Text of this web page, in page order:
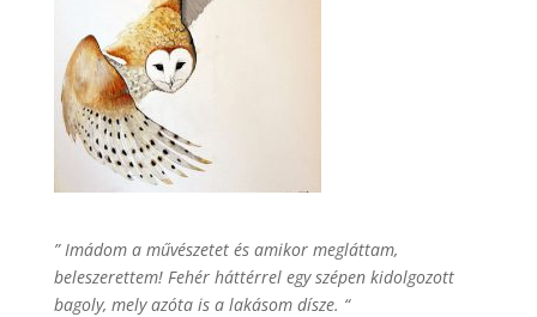
” Imádom a művészetet és amikor megláttam,
beleszerettem! Fehér háttérrel egy szépen kidolgozott
bagoly, mely azóta is a lakásom dísze. “